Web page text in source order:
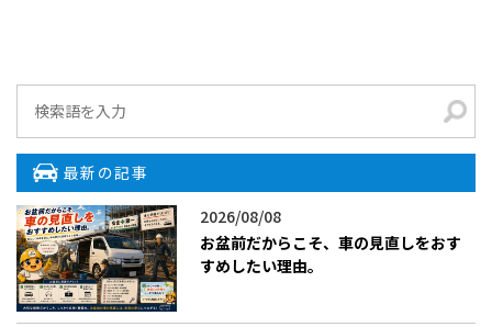
最新の記事
2026/08/08
お盆前だからこそ、車の見直しをおす
すめしたい理由。